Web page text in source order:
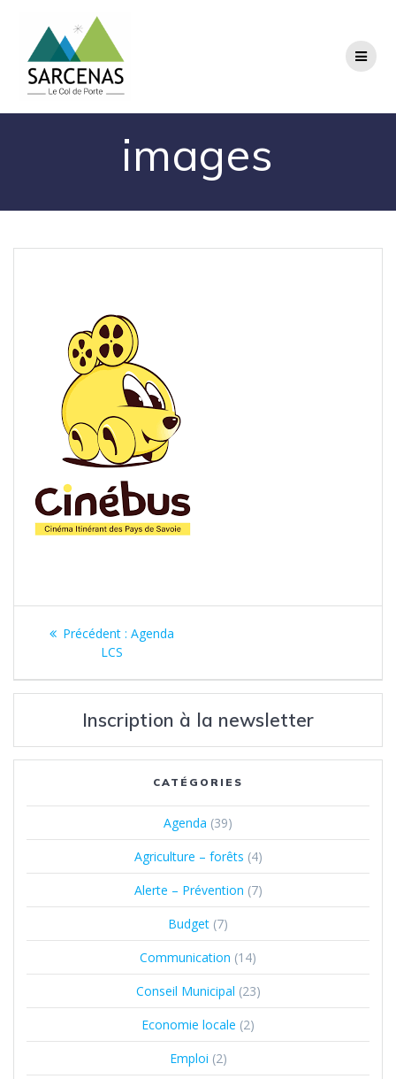
images
Navigation
l’article
Précédent : Article
Agenda
LCS
Inscription à la newsletter
CATÉGORIES
Agenda (39)
Agriculture – forêts (4)
Alerte – Prévention (7)
Budget (7)
Communication (14)
Conseil Municipal (23)
Economie locale (2)
Emploi (2)